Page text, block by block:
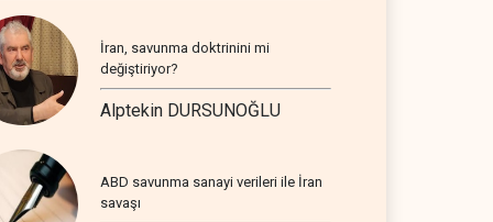
İran, savunma doktrinini mi
değiştiriyor?
Alptekin DURSUNOĞLU
ABD savunma sanayi verileri ile İran
savaşı